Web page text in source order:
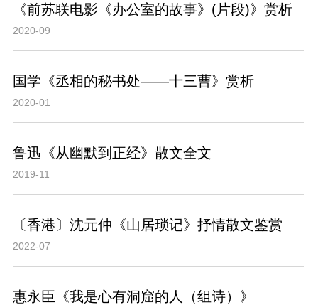
《前苏联电影《办公室的故事》(片段)》赏析
2020-09
国学《丞相的秘书处——十三曹》赏析
2020-01
鲁迅《从幽默到正经》散文全文
2019-11
〔香港〕沈元仲《山居琐记》抒情散文鉴赏
2022-07
惠永臣《我是心有洞窟的人（组诗）》